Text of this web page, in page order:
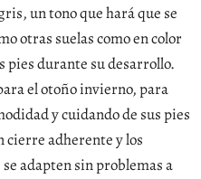
un tono que hará que se
otras suelas como en color
pies durante su desarrollo.
el otoño invierno, para
y cuidando de sus pies
cierre adherente y los
adapten sin problemas a